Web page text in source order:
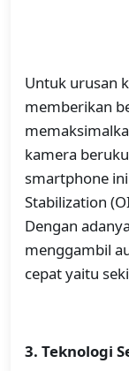
Untuk urusan
memberikan
kamera
smartphone
Stabilization
Dengan
menggambil
cepat yaitu
3. Teknologi